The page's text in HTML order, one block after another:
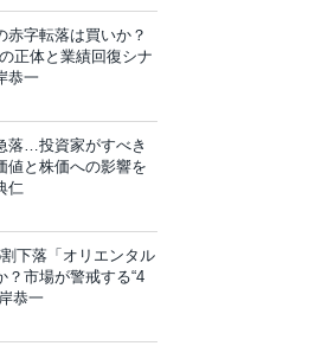
赤字転落は買いか？
正体と業績回復シナ
恭一
落…投資家がすべき
値と株価への影響を
仁
下落「オリエンタル
？市場が警戒する“4
恭一